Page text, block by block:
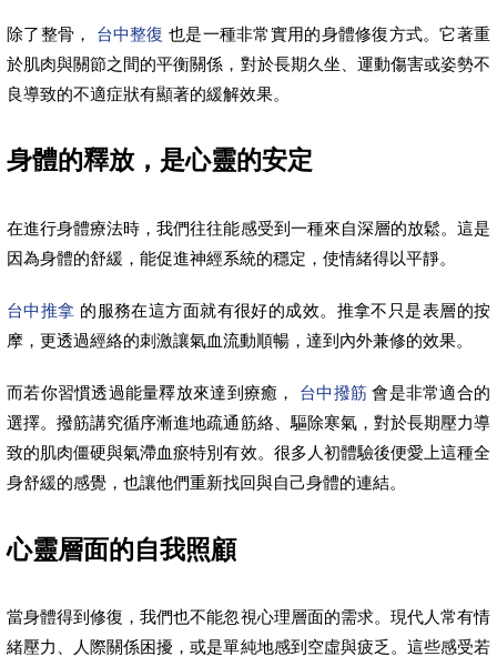
除了整骨， 台中整復 也是一種非常實用的身體修復方式。它著重
於肌肉與關節之間的平衡關係，對於長期久坐、運動傷害或姿勢不
良導致的不適症狀有顯著的緩解效果。
身體的釋放，是心靈的安定
在進行身體療法時，我們往往能感受到一種來自深層的放鬆。這是
因為身體的舒緩，能促進神經系統的穩定，使情緒得以平靜。
台中推拿 的服務在這方面就有很好的成效。推拿不只是表層的按
摩，更透過經絡的刺激讓氣血流動順暢，達到內外兼修的效果。
而若你習慣透過能量釋放來達到療癒， 台中撥筋 會是非常適合的
選擇。撥筋講究循序漸進地疏通筋絡、驅除寒氣，對於長期壓力導
致的肌肉僵硬與氣滯血瘀特別有效。很多人初體驗後便愛上這種全
身舒緩的感覺，也讓他們重新找回與自己身體的連結。
心靈層面的自我照顧
當身體得到修復，我們也不能忽視心理層面的需求。現代人常有情
緒壓力、人際關係困擾，或是單純地感到空虛與疲乏。這些感受若